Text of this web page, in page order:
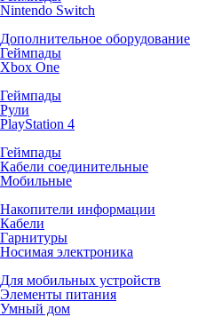
Nintendo Switch
Дополнительное оборудование
Геймпады
Xbox One
Геймпады
Рули
PlayStation 4
Геймпады
Кабели соединительные
Мобильные
Накопители информации
Кабели
Гарнитуры
Носимая электроника
Для мобильных устройств
Элементы питания
Умный дом